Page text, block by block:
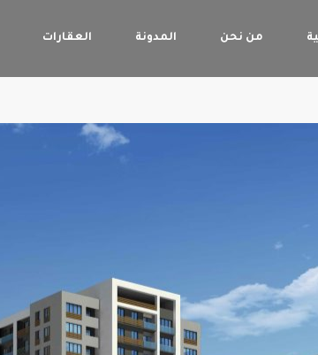
من نحن المدونة العقارات